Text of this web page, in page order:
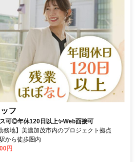
フ
可◎年休120日以上✨Web面接可
務地】美濃加茂市内のプロジェクト拠点
から徒歩圏内
円